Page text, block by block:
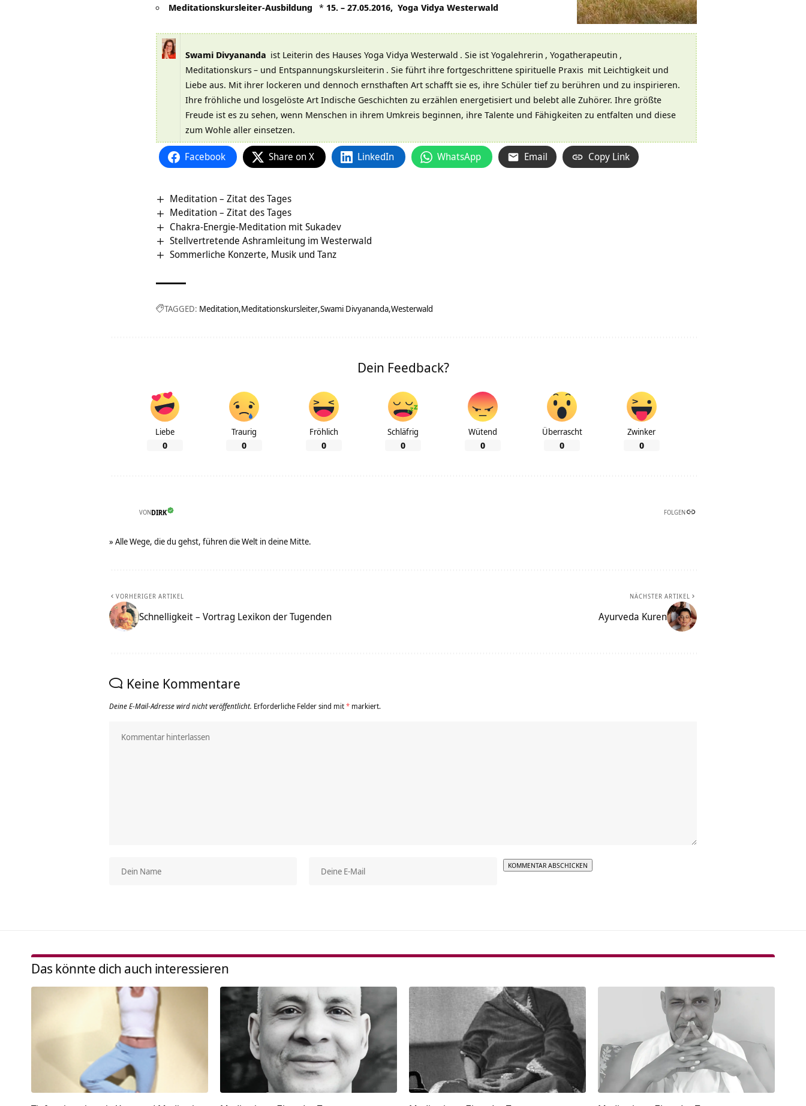
Meditationskursleiter-Ausbildung * 15. – 27.05.2016, Yoga Vidya Westerwald
Swami Divyananda ist Leiterin des Hauses Yoga Vidya Westerwald . Sie ist Yogalehrerin , Yogatherapeutin ,
Meditationskurs– und Entspannungskursleiterin . Sie führt ihre fortgeschrittene spirituelle Praxis mit Leichtigkeit und
Liebe aus. Mit ihrer lockeren und dennoch ernsthaften Art schafft sie es, ihre Schüler tief zu berühren und zu inspirieren.
Ihre fröhliche und losgelöste Art Indische Geschichten zu erzählen energetisiert und belebt alle Zuhörer. Ihre größte
Freude ist es zu sehen, wenn Menschen in ihrem Umkreis beginnen, ihre Talente und Fähigkeiten zu entfalten und diese
zum Wohle aller einsetzen.
Facebook Share on X LinkedIn WhatsApp Email Copy Link
Meditation – Zitat des Tages
Meditation – Zitat des Tages
Chakra-Energie-Meditation mit Sukadev
Stellvertretende Ashramleitung im Westerwald
Sommerliche Konzerte, Musik und Tanz
TAGGED: Meditation Meditationskursleiter Swami Divyananda Westerwald
Dein Feedback?
Liebe
0
Traurig
0
Fröhlich
0
Schläfrig
0
Wütend
0
Überrascht
0
Zwinker
0
VONDIRK FOLGEN
» Alle Wege, die du gehst, führen die Welt in deine Mitte.
VORHERIGER ARTIKEL
Schnelligkeit – Vortrag Lexikon der Tugenden
NÄCHSTER ARTIKEL
Ayurveda Kuren
Keine Kommentare
Deine E-Mail-Adresse wird nicht veröffentlicht. Erforderliche Felder sind mit* markiert.
Das könnte dich auch interessieren